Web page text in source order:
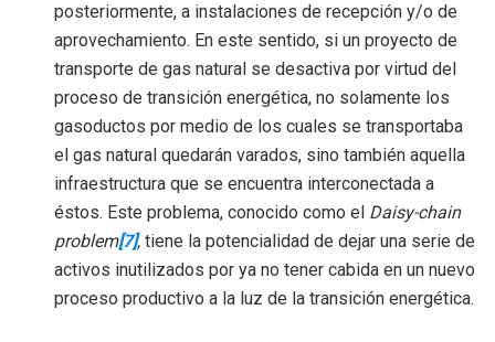
posteriormente, a instalaciones de recepción y/o de
aprovechamiento. En este sentido, si un proyecto de
transporte de gas natural se desactiva por virtud del
proceso de transición energética, no solamente los
gasoductos por medio de los cuales se transportaba
el gas natural quedarán varados, sino también aquella
infraestructura que se encuentra interconectada a
éstos. Este problema, conocido como el Daisy-chain
problem[7],tiene la potencialidad de dejar una serie de
activos inutilizados por ya no tener cabida en un nuevo
proceso productivo a la luz de la transición energética.